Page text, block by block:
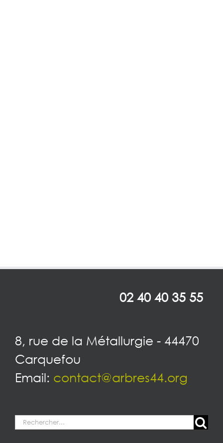
02 40 40 35 55
8, rue de la Métallurgie - 44470
Carquefou
Email: contact@arbres44.org
Rechercher: